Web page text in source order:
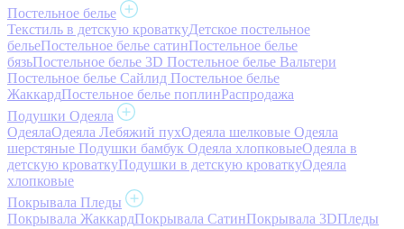
Постельное белье
Текстиль в детскую кроваткуДетское постельное
бельеПостельное белье сатинПостельное белье
бязьПостельное белье 3D Постельное белье Вальтери
Постельное белье Сайлид Постельное белье
ЖаккардПостельное белье поплинРаспродажа
Подушки Одеяла
ОдеялаОдеяла Лебяжий пухОдеяла шелковые Одеяла
шерстяные Подушки бамбук Одеяла хлопковыеОдеяла в
детскую кроваткуПодушки в детскую кроваткуОдеяла
хлопковые
Покрывала Пледы
Покрывала ЖаккардПокрывала СатинПокрывала 3DПледы